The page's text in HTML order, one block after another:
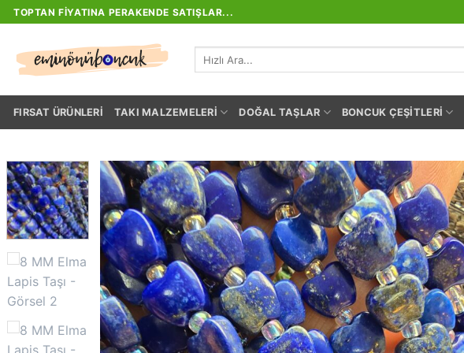
İçeriğe
atla
TOPTAN FIYATINA PERAKENDE SATIŞLAR...
FIRSAT ÜRÜNLERI TAKI MALZEMELERI DOĞAL TAŞLAR BONCUK ÇEŞITLERI